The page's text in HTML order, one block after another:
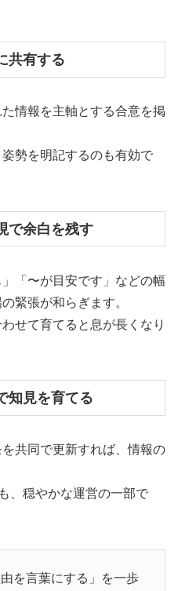
共有する
情報を主軸とする合意を掲
勢を明記するのも有効で
で余白を残す
「〜が目安です」などの幅
緊張が和らぎます。
せて育てると息が長くなり
知見を育てる
共同で更新すれば、情報の
、穏やかな運営の一部で
を言葉にする」を一歩